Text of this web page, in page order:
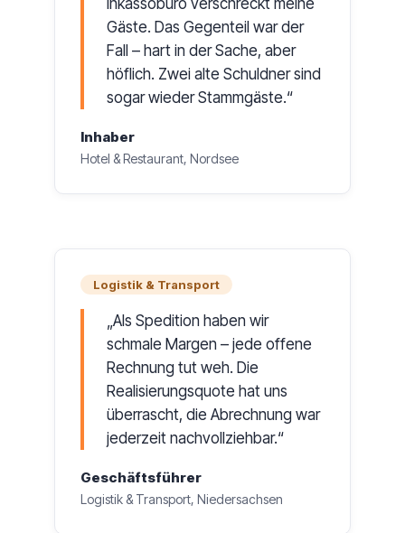
Gäste. Das Gegenteil war der
Fall – hart in der Sache, aber
höflich. Zwei alte Schuldner sind
sogar wieder Stammgäste.
Inhaber
Hotel & Restaurant, Nordsee
Logistik & Transport
Als Spedition haben wir
schmale Margen – jede offene
Rechnung tut weh. Die
Realisierungsquote hat uns
überrascht, die Abrechnung war
jederzeit nachvollziehbar.
Geschäftsführer
Logistik & Transport, Niedersachsen